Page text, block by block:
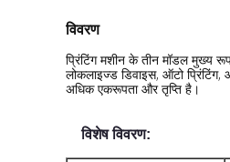
विवरण
प्रिंटिंग मशीन के तीन मॉडल मुख्य
लोकलाइज्ड डिवाइस, ऑटो
अधिक एकरूपता और तृप्ति है।
विशेष विवरण: